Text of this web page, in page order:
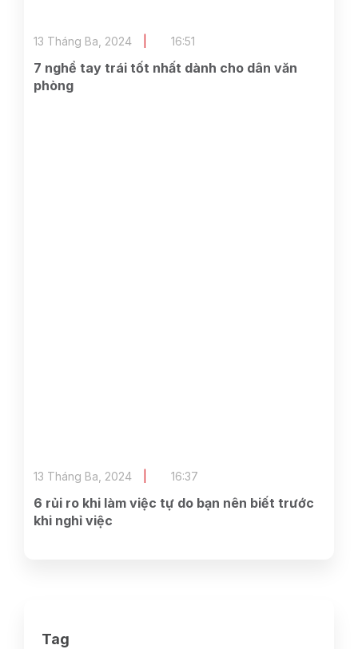
7 nghề tay trái tốt nhất dành cho dân văn
phòng
13 Tháng Ba, 2024 16:51
6 rủi ro khi làm việc tự do bạn nên biết trước
khi nghỉ việc
13 Tháng Ba, 2024 16:37
Tag